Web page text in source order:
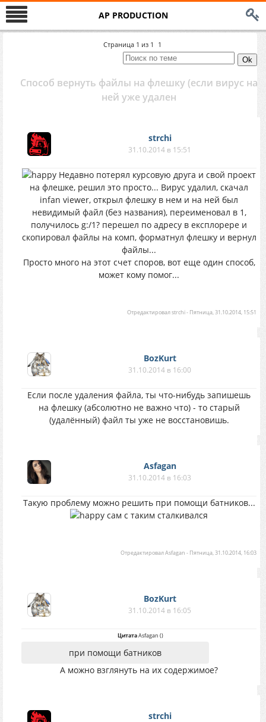
AP PRODUCTION
Страница 1 из 1 1
Способ вернуть файлы на флешку (если вирус на
ней уже удален
strchi
31.10.2014 в 15:51
Недавно потерял курсовую друга и свой проект
на флешке, решил это просто... Вирус удалил, скачал
infan viewer, открыл флешку в нем и на ней был
невидимый файл (без названия), переименовал в 1,
получилось g:/1? перешел по адресу в експлорере и
скопировал файлы на комп, форматнул флешку и вернул
файлы...
Просто много на этот счет споров, вот еще один способ,
может кому помог...
Отредактировалstrchi- Пятница, 31.10.2014, 15:51
BozKurt
31.10.2014 в 16:00
Если после удаления файла, ты что-нибудь запишешь
на флешку (абсолютно не важно что) - то старый
(удалённый) файл ты уже не восстановишь.
Asfagan
31.10.2014 в 16:03
Такую проблему можно решить при помощи батников...
сам с таким сталкивался
ОтредактировалAsfagan - Пятница, 31.10.2014, 16:03
BozKurt
31.10.2014 в 16:05
ЦитатаAsfagan ()
при помощи батников
А можно взглянуть на их содержимое?
strchi